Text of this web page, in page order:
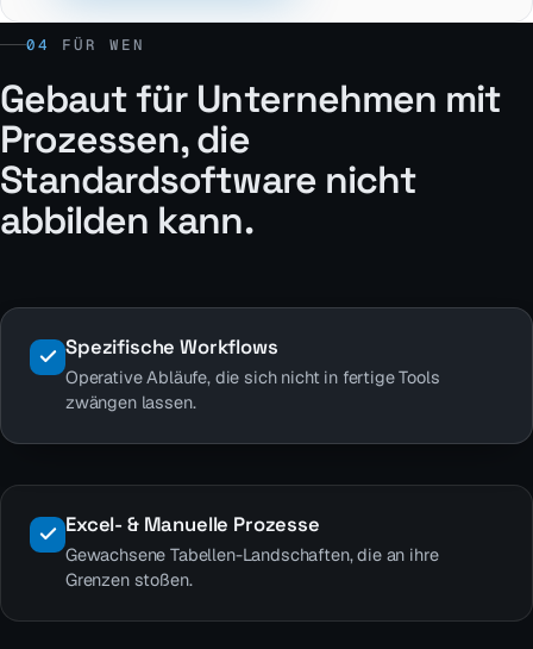
04 FÜR WEN
Gebaut für Unternehmen mit
Prozessen, die
Standardsoftware nicht
abbilden kann.
Spezifische Workflows
Operative Abläufe, die sich nicht in fertige Tools
zwängen lassen.
Excel- & Manuelle Prozesse
Gewachsene Tabellen-Landschaften, die an ihre
Grenzen stoßen.